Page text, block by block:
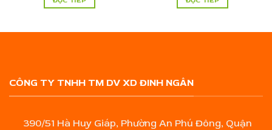
CÔNG TY TNHH TM DV XD ĐINH NGÂN
390/51 Hà Huy Giáp, Phường An Phú Đông, Quận